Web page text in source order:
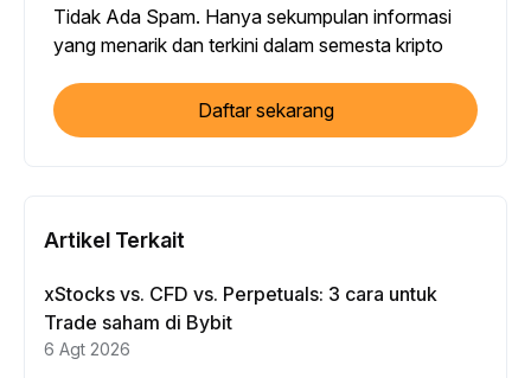
Tidak Ada Spam. Hanya sekumpulan informasi
yang menarik dan terkini dalam semesta kripto
Daftar sekarang
Artikel Terkait
xStocks vs. CFD vs. Perpetuals: 3 cara untuk
Trade saham di Bybit
6 Agt 2026